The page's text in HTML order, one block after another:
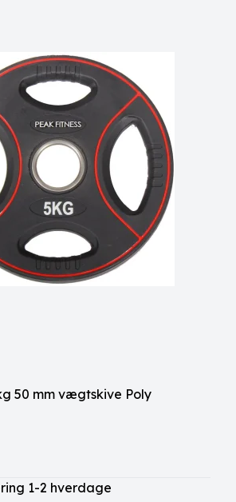
50 mm vægtskive Poly
1-2 hverdage